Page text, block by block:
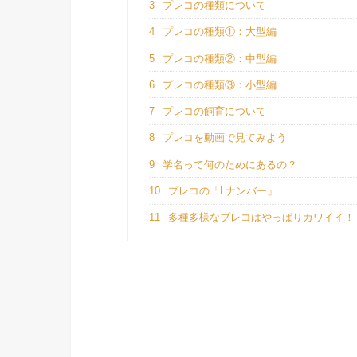
3 プレコの種類について
4 プレコの種類①：大型編
5 プレコの種類②：中型編
6 プレコの種類③：小型編
7 プレコの飼育について
8 プレコを動画で見てみよう
9 学名って何のためにあるの？
10 プレコの「Lナンバー」
11 多種多様なプレコはやっぱりカワイイ！